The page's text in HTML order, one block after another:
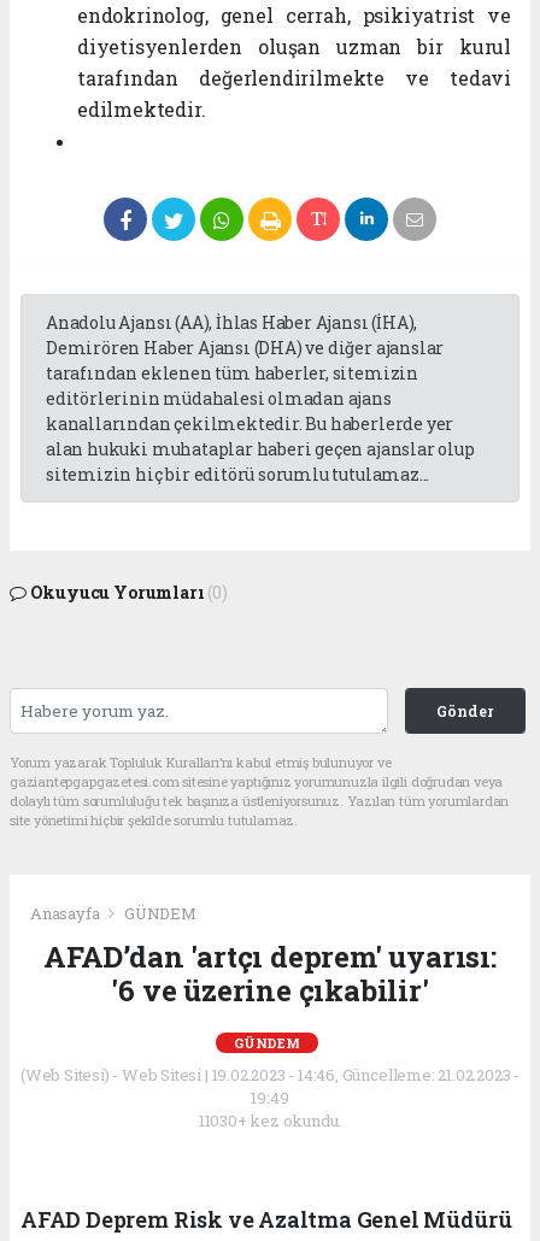
endokrinolog, genel cerrah, psikiyatrist ve
diyetisyenlerden oluşan uzman bir kurul
tarafından değerlendirilmekte ve tedavi
edilmektedir.
Anadolu Ajansı (AA), İhlas Haber Ajansı (İHA),
Demirören Haber Ajansı (DHA) ve diğer ajanslar
tarafından eklenen tüm haberler, sitemizin
editörlerinin müdahalesi olmadan ajans
kanallarından çekilmektedir. Bu haberlerde yer
alan hukuki muhataplar haberi geçen ajanslar olup
sitemizin hiç bir editörü sorumlu tutulamaz...
Okuyucu Yorumları (0)
Gönder
Yorum yazarak Topluluk Kuralları’nı kabul etmiş bulunuyor ve
gaziantepgapgazetesi.com sitesine yaptığınız yorumunuzla ilgili doğrudan veya
dolaylı tüm sorumluluğu tek başınıza üstleniyorsunuz. Yazılan tüm yorumlardan
site yönetimi hiçbir şekilde sorumlu tutulamaz.
Anasayfa GÜNDEM
AFAD’dan 'artçı deprem' uyarısı:
'6 ve üzerine çıkabilir'
GÜNDEM
(Web Sitesi) - Web Sitesi | 19.02.2023 - 14:46, Güncelleme: 21.02.2023 -
19:49
11030+ kez okundu.
AFAD Deprem Risk ve Azaltma Genel Müdürü